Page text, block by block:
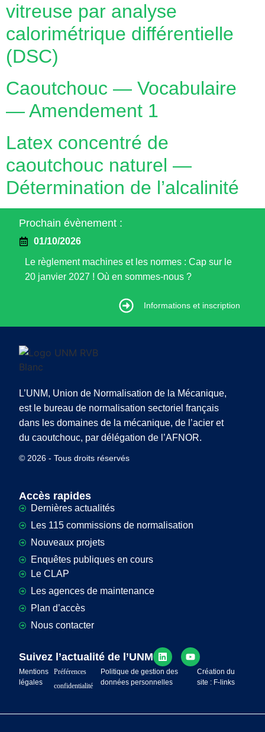
vitreuse par analyse
calorimétrique différentielle
(DSC)
Caoutchouc — Vocabulaire
— Amendement 1
Latex concentré de
caoutchouc naturel —
Détermination de l’alcalinité
Prochain évènement :
01/10/2026
Le règlement machines et les normes : Cap sur le
20 janvier 2027 ! Où en sommes-nous ?
Informations et inscription
L’UNM, Union de Normalisation de la Mécanique,
est le bureau de normalisation sectoriel français
dans les domaines de la mécanique, de l’acier et
du caoutchouc, par délégation de l’AFNOR.
© 2026 - Tous droits réservés
Accès rapides
Dernières actualités
Les 115 commissions de normalisation
Nouveaux projets
Enquêtes publiques en cours
Le CLAP
Les agences de maintenance
Plan d’accès
Nous contacter
Suivez l’actualité de l’UNM
Mentions
légales
Préférences
confidentialité
Politique de gestion des
données personnelles
Création du
site : F-links